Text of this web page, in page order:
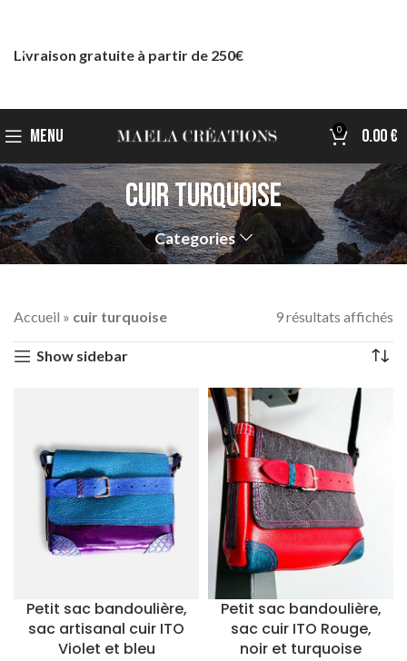
MENU 0 0.00€
cuir turquoise
Categories
Accueil » cuir turquoise 9 résultats affichés
Show sidebar
Petit sac bandoulière,
sac artisanal cuir ITO
Violet et bleu
Petit sac bandoulière,
sac cuir ITO Rouge,
noir et turquoise
Livraison gratuite à partir de 250€